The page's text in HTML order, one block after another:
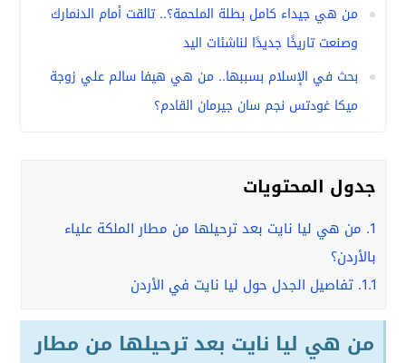
من هي جيداء كامل بطلة الملحمة؟.. تالقت أمام الدنمارك
وصنعت تاريخًا جديدًا لناشئات اليد
بحث في الإسلام بسببها.. من هي هيفا سالم علي زوجة
ميكا غودتس نجم سان جيرمان القادم؟
جدول المحتويات
1. من هي ليا نايت بعد ترحيلها من مطار الملكة علياء
بالأردن؟
1.1. تفاصيل الجدل حول ليا نايت في الأردن
من هي ليا نايت بعد ترحيلها من مطار